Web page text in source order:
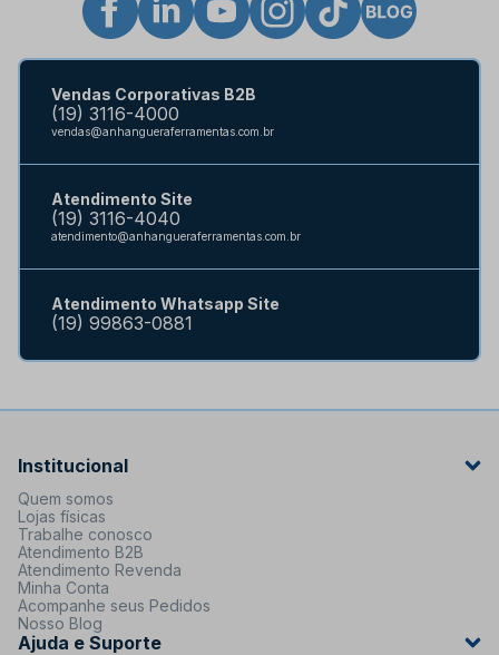
Vendas Corporativas B2B
(19) 3116-4000
vendas@anhangueraferramentas.com.br
Atendimento Site
(19) 3116-4040
atendimento@anhangueraferramentas.com.br
Atendimento Whatsapp Site
(19) 99863-0881
Institucional
Quem somos
Lojas físicas
Trabalhe conosco
Atendimento B2B
Atendimento Revenda
Minha Conta
Acompanhe seus Pedidos
Nosso Blog
Ajuda e Suporte